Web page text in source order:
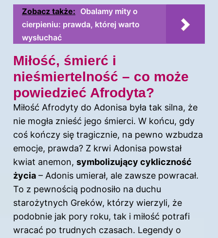
Zobacz także: Obalamy mity o
cierpieniu: prawda, której warto
wysłuchać
Miłość, śmierć i
nieśmiertelność – co może
powiedzieć Afrodyta?
Miłość Afrodyty do Adonisa była tak silna, że
nie mogła znieść jego śmierci. W końcu, gdy
coś kończy się tragicznie, na pewno wzbudza
emocje, prawda? Z krwi Adonisa powstał
kwiat anemon, symbolizujący cykliczność
życia – Adonis umierał, ale zawsze powracał.
To z pewnością podnosiło na duchu
starożytnych Greków, którzy wierzyli, że
podobnie jak pory roku, tak i miłość potrafi
wracać po trudnych czasach. Legendy o